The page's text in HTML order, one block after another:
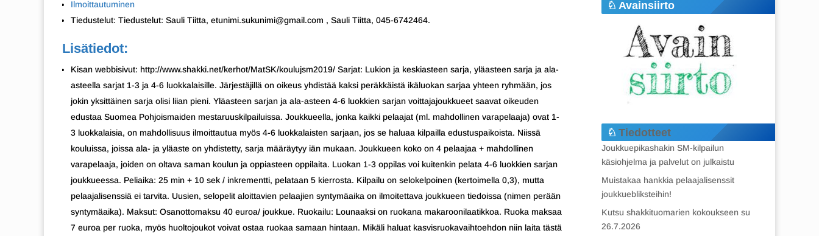
Ilmoittautuminen
Tiedustelut: Tiedustelut: Sauli Tiitta, etunimi.sukunimi@gmail.com , Sauli Tiitta, 045-6742464.
Lisätiedot:
Kisan webbisivut: http://www.shakki.net/kerhot/MatSK/koulujsm2019/ Sarjat: Lukion ja keskiasteen sarja, yläasteen sarja ja ala-
asteella sarjat 1-3 ja 4-6 luokkalaisille. Järjestäjillä on oikeus yhdistää kaksi peräkkäistä ikäluokan sarjaa yhteen ryhmään, jos
jokin yksittäinen sarja olisi liian pieni. Yläasteen sarjan ja ala-asteen 4-6 luokkien sarjan voittajajoukkueet saavat oikeuden
edustaa Suomea Pohjoismaiden mestaruuskilpailuissa. Joukkueella, jonka kaikki pelaajat (ml. mahdollinen varapelaaja) ovat 1-
3 luokkalaisia, on mahdollisuus ilmoittautua myös 4-6 luokkalaisten sarjaan, jos se haluaa kilpailla edustuspaikoista. Niissä
kouluissa, joissa ala- ja yläaste on yhdistetty, sarja määräytyy iän mukaan. Joukkueen koko on 4 pelaajaa + mahdollinen
varapelaaja, joiden on oltava saman koulun ja oppiasteen oppilaita. Luokan 1-3 oppilas voi kuitenkin pelata 4-6 luokkien sarjan
joukkueessa. Peliaika: 25 min + 10 sek / inkrementti, pelataan 5 kierrosta. Kilpailu on selokelpoinen (kertoimella 0,3), mutta
pelaajalisenssiä ei tarvita. Uusien, selopelit aloittavien pelaajien syntymäaika on ilmoitettava joukkueen tiedoissa (nimen perään
syntymäaika). Maksut: Osanottomaksu 40 euroa/ joukkue. Ruokailu: Lounaaksi on ruokana makaroonilaatikkoa. Ruoka maksaa
7 euroa per ruoka, myös huoltojoukot voivat ostaa ruokaa samaan hintaan. Mikäli haluat kasvisruokavaihtoehdon niin laita tästä
Avainsiirto
Tiedotteet
Joukkuepikashakin SM-kilpailun
käsiohjelma ja palvelut on julkaistu
Muistakaa hankkia pelaajalisenssit
joukkuebliksteihin!
Kutsu shakkituomarien kokoukseen su
26.7.2026